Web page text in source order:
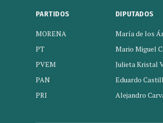
PARTIDOS
MORENA
PT
PVEM
PAN
PRI
DIPUTADOS
María de los
Mario Miguel
Julieta Kristal
Eduardo
Alejandro